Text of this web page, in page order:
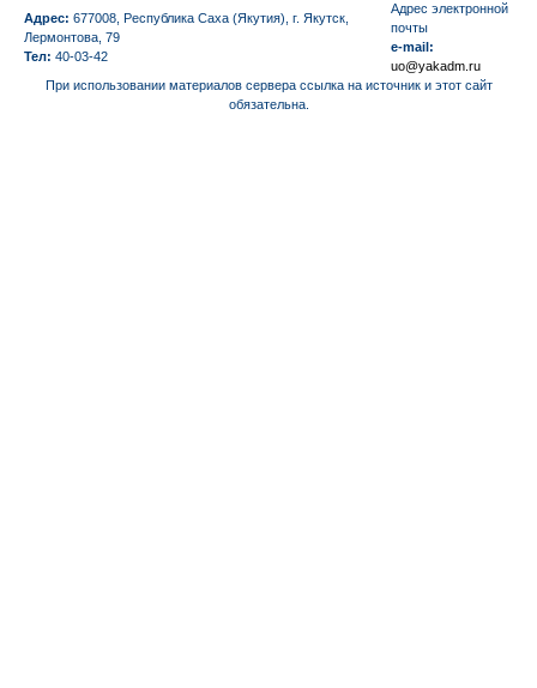
Адрес: 677008, Республика Саха (Якутия), г. Якутск,
Лермонтова, 79
Тел: 40-03-42
Aдрес электронной
почты
e-mail:
uo@yakadm.ru
При использовании материалов сервера ссылка на источник и этот сайт
обязательна.